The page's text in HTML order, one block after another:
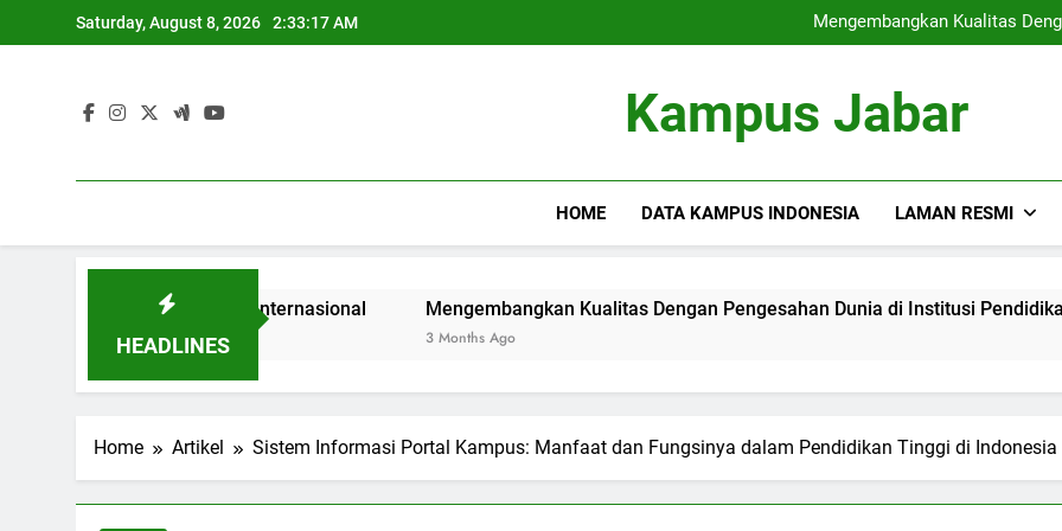
to
Saturday, August 8, 2026 2:33:18 AM
Mengembangkan Kualitas
Blended
Mengembangkan Kualitas
Blended
Kampus Jabar
HOME DATA KAMPUS INDONESIA LAMAN RESMI
HEADLINES
di Era Internasional Mengembangkan Kualitas Dengan Pengesahan Dunia di Institusi Pendidikan
Home Artikel Sistem Informasi Portal Kampus: Manfaat dan Fungsinya dalam Pendidikan Tinggi di Indonesia